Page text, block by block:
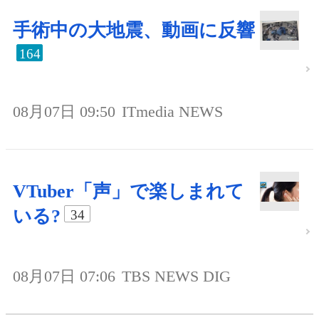
手術中の大地震、動画に反響
164
08月07日 09:50 ITmedia NEWS
VTuber「声」で楽しまれて
いる?
34
08月07日 07:06 TBS NEWS DIG